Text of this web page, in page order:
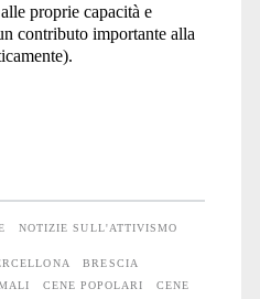
proprie capacità e
contributo importante alla
NOTIZIE SULL'ATTIVISMO
BRESCIA
CENE POPOLARI
CENE